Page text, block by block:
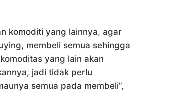
komoditi yang lainnya, agar
membeli semua sehingga
yang lain akan
jadi tidak perlu
semua pada membeli”,